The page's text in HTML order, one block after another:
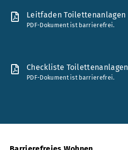
Leitfaden Toilettenanlagen
PDF-Dokument ist barrierefrei.
Checkliste Toilettenanlagen
PDF-Dokument ist barrierefrei.